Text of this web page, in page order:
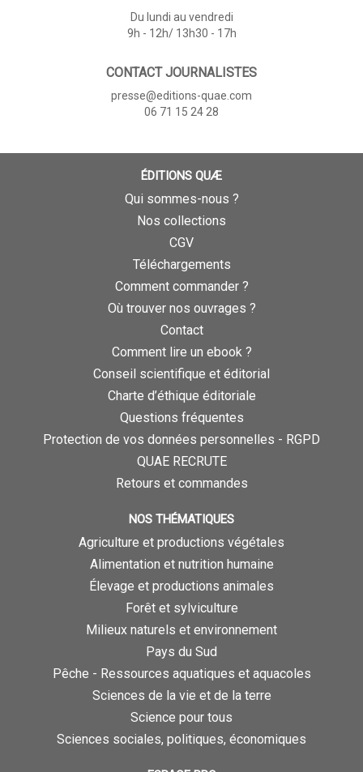
Du lundi au vendredi
9h - 12h/ 13h30 - 17h
CONTACT JOURNALISTES
presse@editions-quae.com
06 71 15 24 28
ÉDITIONS QUÆ
Qui sommes-nous ?
Nos collections
CGV
Téléchargements
Comment commander ?
Où trouver nos ouvrages ?
Contact
Comment lire un ebook ?
Conseil scientifique et éditorial
Charte d’éthique éditoriale
Questions fréquentes
Protection de vos données personnelles - RGPD
QUAE RECRUTE
Retours et commandes
NOS THÉMATIQUES
Agriculture et productions végétales
Alimentation et nutrition humaine
Élevage et productions animales
Forêt et sylviculture
Milieux naturels et environnement
Pays du Sud
Pêche - Ressources aquatiques et aquacoles
Sciences de la vie et de la terre
Science pour tous
Sciences sociales, politiques, économiques